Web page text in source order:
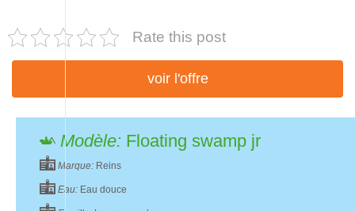
Rate this post
voir l'offre
Modèle: Floating swamp jr
Marque: Reins
Eau: Eau douce